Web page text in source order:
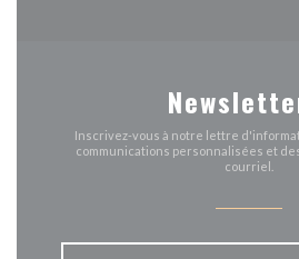
Inscrivez-vous à notre lettre
communications personnalisées et
courriel.